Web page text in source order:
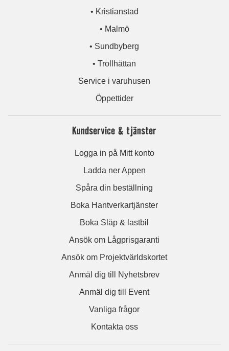
• Kristianstad
• Malmö
• Sundbyberg
• Trollhättan
Service i varuhusen
Öppettider
Kundservice & tjänster
Logga in på Mitt konto
Ladda ner Appen
Spåra din beställning
Boka Hantverkartjänster
Boka Släp & lastbil
Ansök om Lågprisgaranti
Ansök om Projektvärldskortet
Anmäl dig till Nyhetsbrev
Anmäl dig till Event
Vanliga frågor
Kontakta oss